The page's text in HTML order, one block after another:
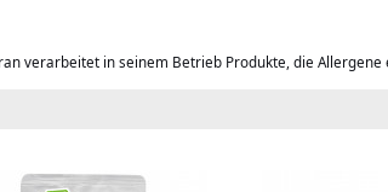
verarbeitet in seinem Betrieb Produkte, die Allergene